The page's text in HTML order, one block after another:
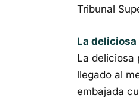
Tribunal
La
La deliciosa
llegado al
embajada